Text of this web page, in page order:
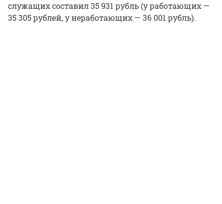
служащих составил 35 931 рубль (у работающих —
35 305 рублей, у неработающих — 36 001 рубль).